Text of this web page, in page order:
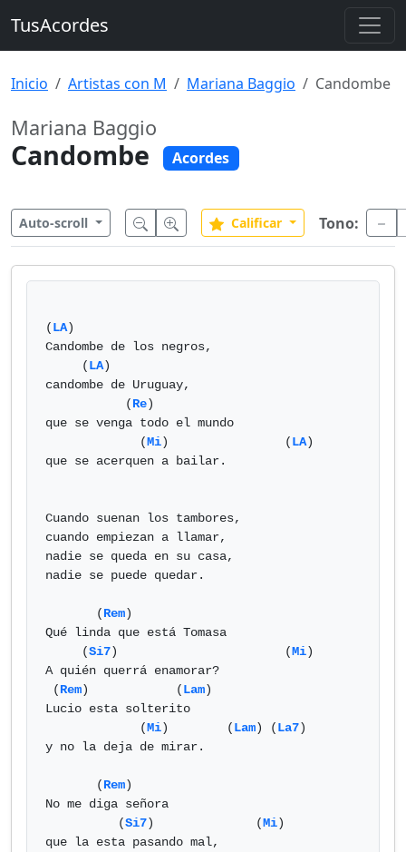
TusAcordes
Inicio Artistas con M Mariana Baggio Candombe
Mariana Baggio
Candombe Acordes
Auto-scroll Calificar Tono:
(LA)
Candombe de los negros,
     (
LA)
candombe de Uruguay,
           (
Re)
que se venga todo el mundo
             (
Mi)                (LA)
que se acerquen a bailar.
Cuando suenan los tambores,
cuando empiezan a llamar,
nadie se queda en su casa,
nadie se puede quedar.
       (
Rem)
Qué linda que está Tomasa
     (
Si7)                       (Mi)
A quién querrá enamorar?
(Rem)            (Lam)
Lucio esta solterito
             (
Mi)        (Lam) (La7)
y no la deja de mirar.
       (
Rem)
No me diga señora
          (
Si7)              (Mi)
que la esta pasando mal,